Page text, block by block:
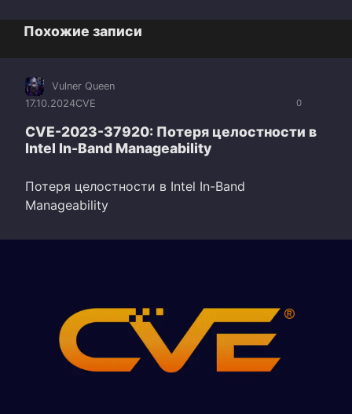
Похожие записи
0
Vulner Queen
17.10.2024CVE
CVE-2023-37920: Потеря целостности в
Intel In-Band Manageability
Потеря целостности в Intel In-Band
Manageability